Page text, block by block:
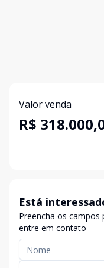
Valor venda
R$
Está
Preencha os campos
entre em contato